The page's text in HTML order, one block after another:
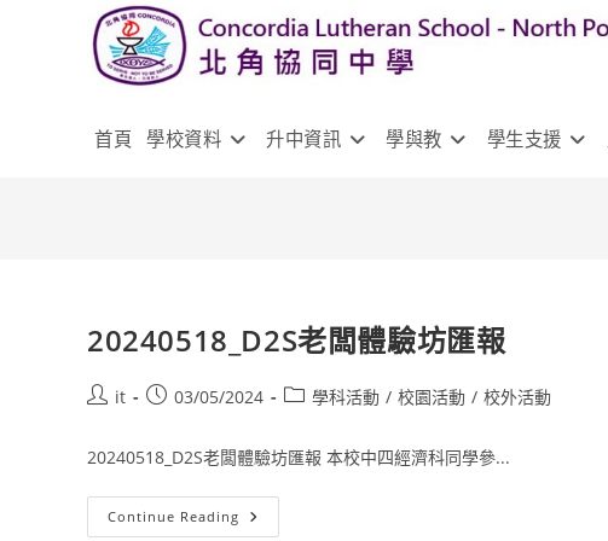
首頁 學校資料 升中資訊 學與教 學生支援
20240518_D2S老闆體驗坊匯報
it 03/05/2024 學科活動 / 校園活動 / 校外活動
20240518_D2S老闆體驗坊匯報 本校中四經濟科同學參...
Continue Reading